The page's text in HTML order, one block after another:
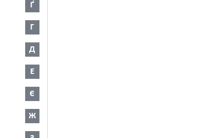
Ґ
Г
Д
Е
Є
Ж